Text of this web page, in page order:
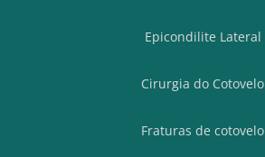
Epicondilite Lateral
Cirurgia do Cotovelo
Fraturas de cotovelo